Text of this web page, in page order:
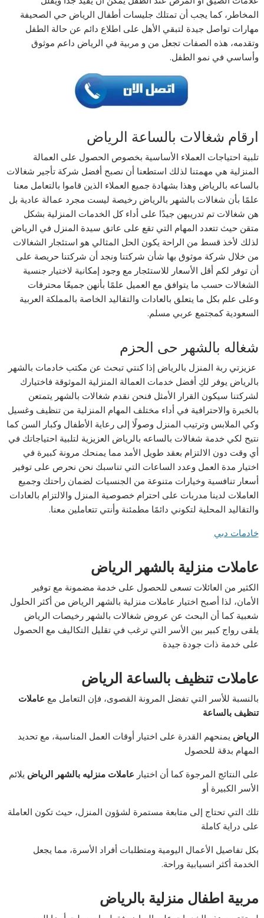
المخاطر، كما يجب أن تمتلك جليسات أطفال الرياض حي الصحيفة
مهارات تواصل جيدة لتبقي الأهل على اطلاع دائم عن حالة الطفل
وتقدمه، هذه الصفات تجعل من و مربية في الرياض داعم موثوق
وأساسي في نمو الطفل.
ارقام شغالات بالساعة الرياض
تلبية احتياجات العملاء الأساسية بخصوص الحصول على العمالة
المنزلية هي مهمتنا لذلك استطعنا أن نصبح أفضل شركة تأجير شغالات
بالساعه بالرياض وهذا بشهادة جميع العملاء الذين قاموا بالتعامل معنا
علمًا بأن شغالات بالشهر بالرياض رخيصة ليست مجرد عمالة عادية بل
هن شغالات تم تدريبهن جيدًا على أداء كل الخدمات المنزلية بشكل
متقن حيث تتعدد المهام التي تقع على عاتق سيدة المنزل في الرياض
لذلك لأخذ قسط من الراحة يكون الحل المثالي هو استئجار الشغالات
من خلال شركة موثوق بها شأن شركتنا ونجد أن شركتنا حريصة على
أن توفر لكم أقل الأسعار للاستئجار مع وجود إمكانية لاختيار جنسية
الشغالات حسب ما يتوافق مع العميل علمًا بأنهن جميعًا محترفات
وعلى علم بكل ما يتعلق بالعادات والتقاليد الخاصة بالمملكة العربية
السعودية كمجتمع عربي مسلم.
شغاله بالشهر حى الحزم
عزيزتي ربة المنزل بالرياض إذا كنتي تبحث عن مكتب خادمات بالشهر
بالرياض يوفر لكِ أفضل خدمات العمالة المنزلية الموثوقة فاختيارك
لشركتنا سيكون القرار الأمثل فنحن نقدم شغالات بالشهر يتمتعن
بالخبرة والاحترافية في أداء مختلف المهام المنزلية من تنظيف وغسيل
وكي الملابس وترتيب المنزل وصولًا إلى رعاية الأطفال وكبار السن كما
نتيح لكي خدمة شغالات بالساعه بالرياض العزيزية لتلبية احتياجاتك في
أي وقت دون الالتزام بعقد طويل الأمد مما يمنحك مرونة كبيرة في
اختيار مدة العمل وعدد الساعات التي تناسبك نحن نحرص على توفير
أسعار تنافسية وخيارات متنوعة من الجنسيات لضمان راحتك وجميع
العاملات لدينا مدربات على احترام خصوصية المنزل والالتزام بالعادات
والتقاليد المحلية لتكوني دائمًا مطمئنة وأنتي تتعاملين معنا.
خادمات دبي
عاملات منزلية بالشهر الرياض
الكثير من العائلات تسعى للحصول على خدمة مضمونة مع توفير
الأمان، لذا أصبح اختيار عاملات منزلية بالشهر الرياض من أكثر الحلول
شعبية كما أن البحث عن عروض شغالات بالشهر رخيصات الرياض
يلقى رواج كبير بين الأسر التي ترغب في تقليل التكاليف مع الحصول
على خدمة ذات جودة جيدة
عاملات تنظيف بالساعة الرياض
بالنسبة للأسر التي تفضل المرونة القصوى، فإن التعامل مع عاملات
تنظيف بالساعة
الرياض يمنحهم القدرة على اختيار أوقات العمل المناسبة، مع تحديد
المهام بدقة للحصول
على النتائج المرجوة كما أن اختيار عاملات منزليه بالشهر الرياض يلائم
الأسر الكبيرة أو
تلك التي تحتاج إلى متابعة مستمرة لشؤون المنزل، حيث تكون العاملة
على دراية كاملة
بكل تفاصيل الأعمال اليومية ومتطلبات أفراد الأسرة، مما يجعل
الخدمة أكثر انسيابية وراحة.
مربية اطفال منزلية بالرياض